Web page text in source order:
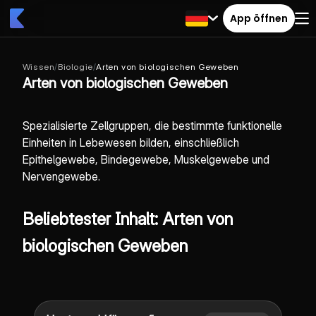
App öffnen
Wissen/Biologie/Arten von biologischen Geweben
Arten von biologischen Geweben
Spezialisierte Zellgruppen, die bestimmte funktionelle
Einheiten in Lebewesen bilden, einschließlich
Epithelgewebe, Bindegewebe, Muskelgewebe und
Nervengewebe.
Beliebtester Inhalt: Arten von
biologischen Geweben